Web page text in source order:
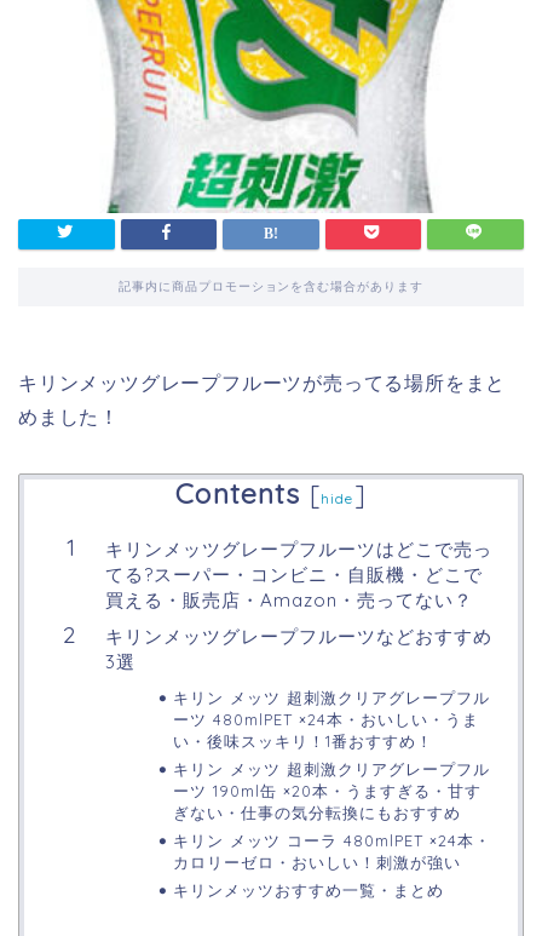
記事内に商品プロモーションを含む場合があります
キリンメッツグレープフルーツが売ってる場所をまと
めました！
Contents [hide ]
キリンメッツグレープフルーツはどこで売っ
てる?スーパー・コンビニ・自販機・どこで
買える・販売店・Amazon・売ってない？
キリンメッツグレープフルーツなどおすすめ
3選
キリン メッツ 超刺激クリアグレープフル
ーツ 480mlPET ×24本・おいしい・うま
い・後味スッキリ！1番おすすめ！
キリン メッツ 超刺激クリアグレープフル
ーツ 190ml缶 ×20本・うますぎる・甘す
ぎない・仕事の気分転換にもおすすめ
キリン メッツ コーラ 480mlPET ×24本・
カロリーゼロ・おいしい！刺激が強い
キリンメッツおすすめ一覧・まとめ